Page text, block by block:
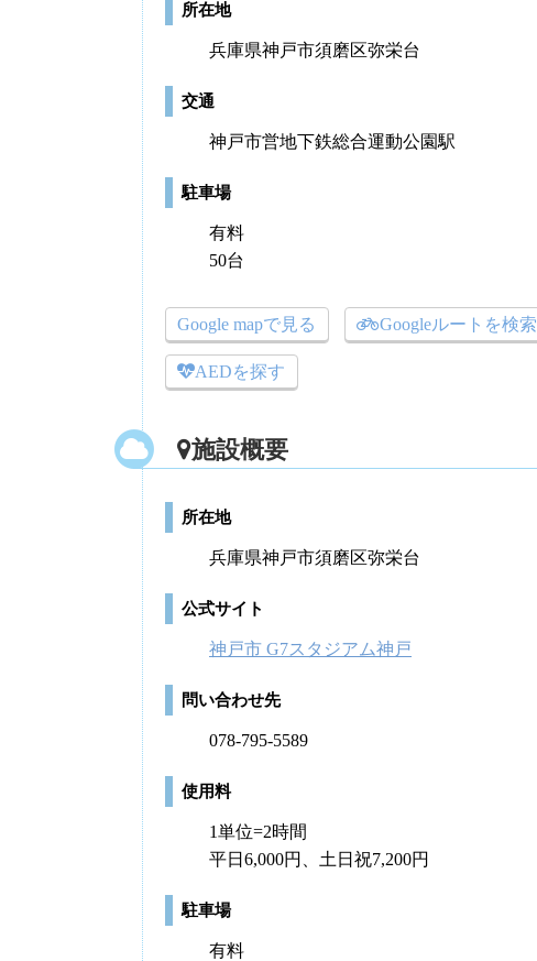
所在地
兵庫県神戸市須磨区弥栄台
交通
神戸市営地下鉄総合運動公園駅
駐車場
有料
50台
Google mapで見る Googleルートを検索
AEDを探す
施設概要
所在地
兵庫県神戸市須磨区弥栄台
公式サイト
神戸市 G7スタジアム神戸
問い合わせ先
078-795-5589
使用料
1単位=2時間
平日6,000円、土日祝7,200円
駐車場
有料